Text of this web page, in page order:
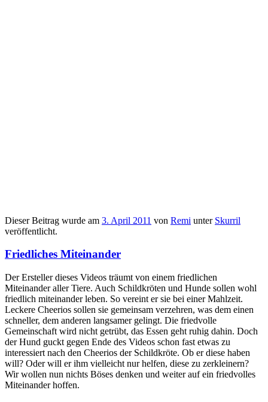
Dieser Beitrag wurde am 3. April 2011 von Remi unter Skurril
veröffentlicht.
Friedliches Miteinander
Der Ersteller dieses Videos träumt von einem friedlichen
Miteinander aller Tiere. Auch Schildkröten und Hunde sollen wohl
friedlich miteinander leben. So vereint er sie bei einer Mahlzeit.
Leckere Cheerios sollen sie gemeinsam verzehren, was dem einen
schneller, dem anderen langsamer gelingt. Die friedvolle
Gemeinschaft wird nicht getrübt, das Essen geht ruhig dahin. Doch
der Hund guckt gegen Ende des Videos schon fast etwas zu
interessiert nach den Cheerios der Schildkröte. Ob er diese haben
will? Oder will er ihm vielleicht nur helfen, diese zu zerkleinern?
Wir wollen nun nichts Böses denken und weiter auf ein friedvolles
Miteinander hoffen.